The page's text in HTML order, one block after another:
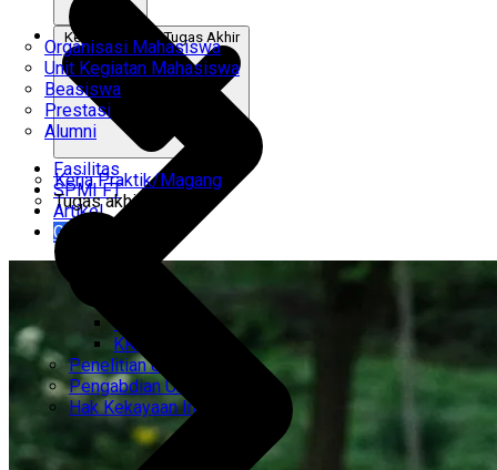
CEMTI
KK Regresi
Penelitian Unggulan
Pengabdian Unggulan
Hak Kekayaan Intelektual
Organisasi Mahasiswa
Unit Kegiatan Mahasiswa
Beasiswa
Prestasi
Alumni
Kerja Praktik & Tugas Akhir
Kerja Praktik/Magang
Tugas akhir
Fasilitas
SPMI FT
Artikel
Gabung Kami